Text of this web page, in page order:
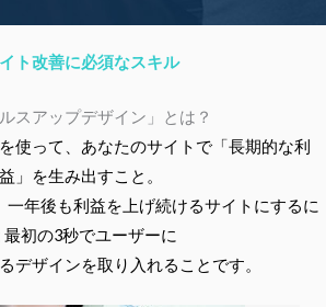
ト改善に必須なスキル
ルスアップデザイン」とは？
使って、あなたのサイトで「長期的な利
益」を生み出すこと。
一年後も利益を上げ続けるサイトにするに
最初の3秒でユーザーに
デザインを取り入れることです。